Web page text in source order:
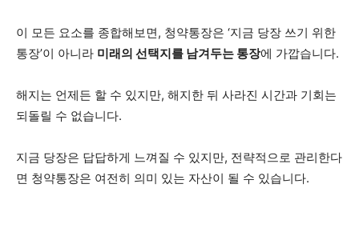
이 모든 요소를 종합해보면, 청약통장은 ‘지금 당장 쓰기 위한
통장’이 아니라 미래의 선택지를 남겨두는 통장에 가깝습니다.
해지는 언제든 할 수 있지만, 해지한 뒤 사라진 시간과 기회는
되돌릴 수 없습니다.
지금 당장은 답답하게 느껴질 수 있지만, 전략적으로 관리한다
면 청약통장은 여전히 의미 있는 자산이 될 수 있습니다.